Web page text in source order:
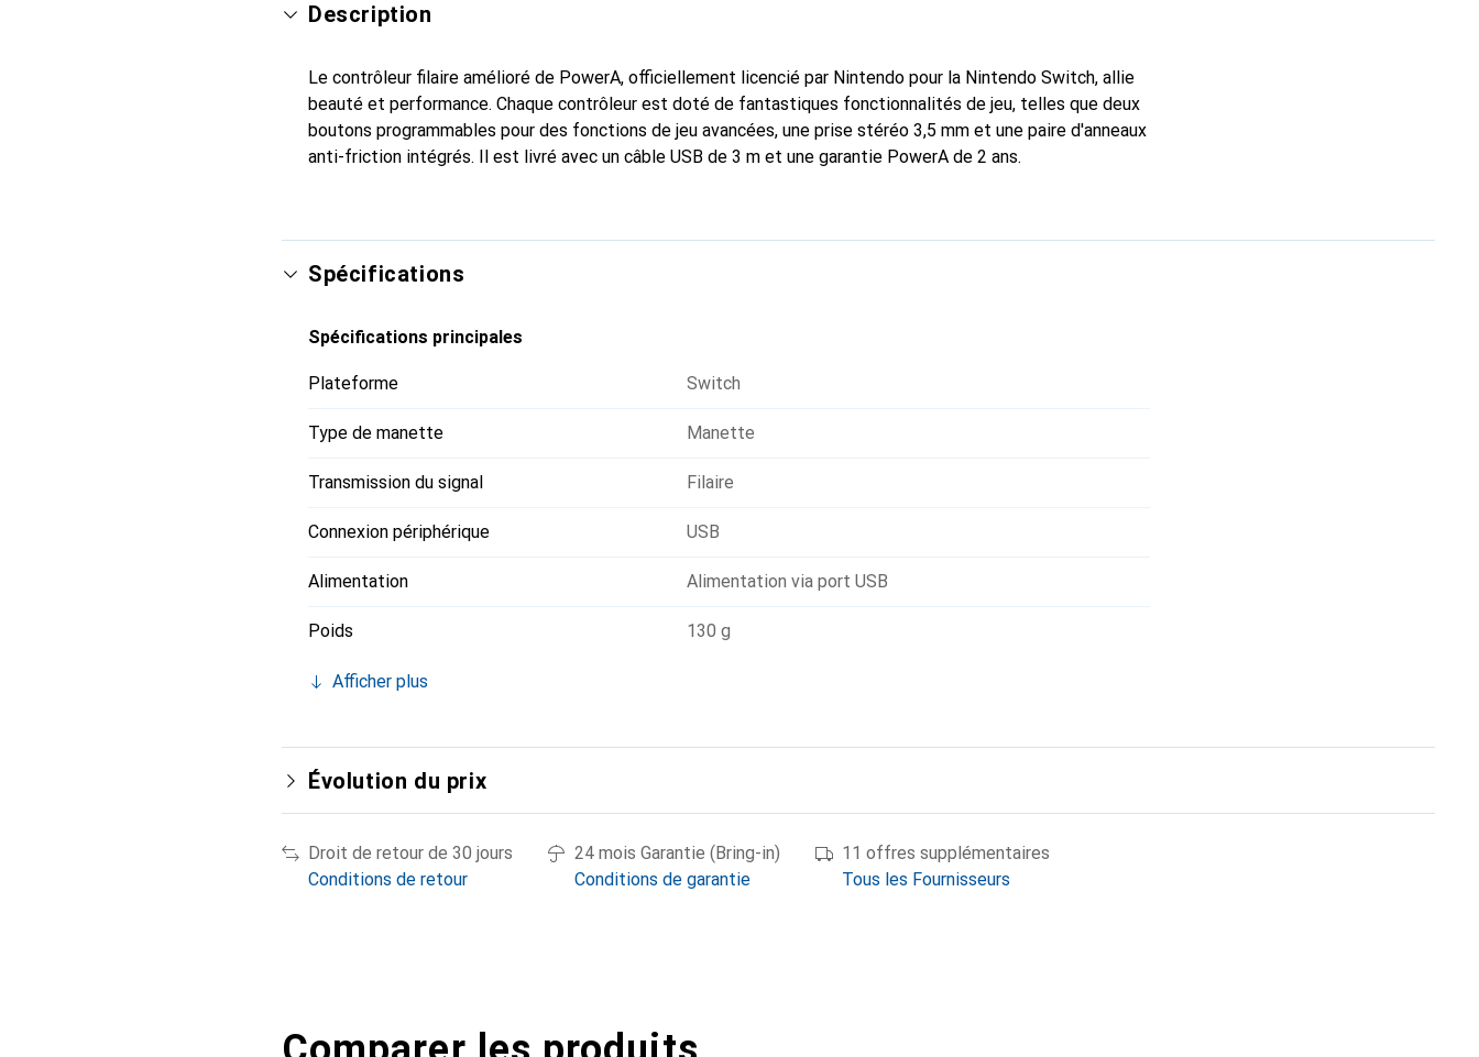
Description
Le contrôleur filaire amélioré de PowerA, officiellement licencié par Nintendo pour la Nintendo Switch, allie
beauté et performance. Chaque contrôleur est doté de fantastiques fonctionnalités de jeu, telles que deux
boutons programmables pour des fonctions de jeu avancées, une prise stéréo 3,5 mm et une paire d'anneaux
anti-friction intégrés. Il est livré avec un câble USB de 3 m et une garantie PowerA de 2 ans.
Spécifications
Spécifications principales
Plateforme Switch
Type de manette Manette
Transmission du signal Filaire
Connexion périphérique USB
Alimentation Alimentation via port USB
Poids 130 g
Afficher plus
Évolution du prix
Droit de retour de 30 jours
Conditions de retour
24 mois Garantie (Bring-in)
Conditions de garantie
11 offres supplémentaires
Tous les Fournisseurs